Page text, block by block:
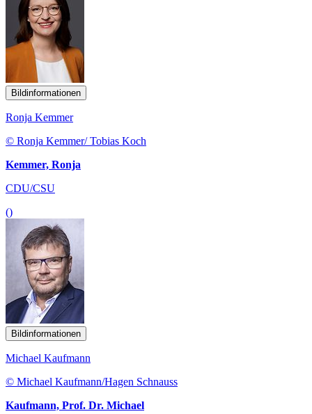
Bildinformationen
Ronja Kemmer
© Ronja Kemmer/ Tobias Koch
Kemmer, Ronja
CDU/CSU
()
Bildinformationen
Michael Kaufmann
© Michael Kaufmann/Hagen Schnauss
Kaufmann, Prof. Dr. Michael